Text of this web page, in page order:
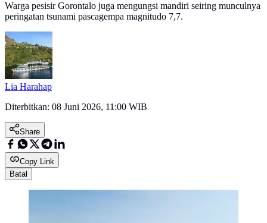
Warga pesisir Gorontalo juga mengungsi mandiri seiring munculnya
peringatan tsunami pascagempa magnitudo 7,7.
Lia Harahap
Diterbitkan: 08 Juni 2026, 11:00 WIB
Share
Copy Link
Batal